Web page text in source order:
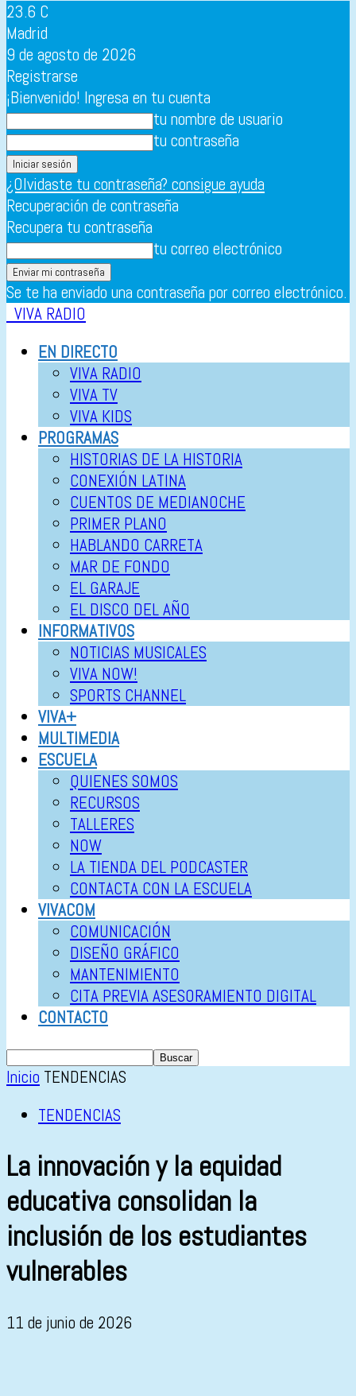
23.6 C
Madrid
9 de agosto de 2026
Registrarse
¡Bienvenido! Ingresa en tu cuenta
tu nombre de usuario
tu contraseña
¿Olvidaste tu contraseña? consigue ayuda
Recuperación de contraseña
Recupera tu contraseña
tu correo electrónico
Se te ha enviado una contraseña por correo electrónico.
VIVA RADIO
EN DIRECTO
VIVA RADIO
VIVA TV
VIVA KIDS
PROGRAMAS
HISTORIAS DE LA HISTORIA
CONEXIÓN LATINA
CUENTOS DE MEDIANOCHE
PRIMER PLANO
HABLANDO CARRETA
MAR DE FONDO
EL GARAJE
EL DISCO DEL AÑO
INFORMATIVOS
NOTICIAS MUSICALES
VIVA NOW!
SPORTS CHANNEL
VIVA+
MULTIMEDIA
ESCUELA
QUIENES SOMOS
RECURSOS
TALLERES
NOW
LA TIENDA DEL PODCASTER
CONTACTA CON LA ESCUELA
VIVACOM
COMUNICACIÓN
DISEÑO GRÁFICO
MANTENIMIENTO
CITA PREVIA ASESORAMIENTO DIGITAL
CONTACTO
Inicio TENDENCIAS
TENDENCIAS
La innovación y la equidad
educativa consolidan la
inclusión de los estudiantes
vulnerables
11 de junio de 2026